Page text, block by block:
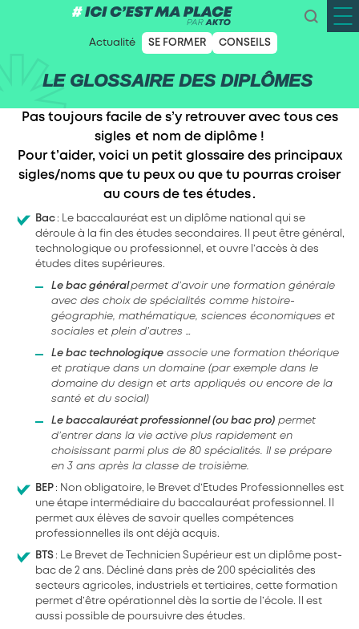
Actualité SE FORMER CONSEILS
LE GLOSSAIRE DES DIPLÔMES
Pas toujours facile de s’y retrouver avec tous ces
sigles et nom de diplôme !
Pour t’aider, voici un petit glossaire des principaux
sigles/noms que tu peux ou que tu pourras croiser
au cours de tes études .
Bac : Le baccalauréat est un diplôme national qui se
déroule à la fin des études secondaires. Il peut être général,
technologique ou professionnel, et ouvre l’accès à des
études dites supérieures.
Le bac généralpermet d’avoir une formation générale
avec des choix de spécialités comme histoire-
géographie, mathématique, sciences économiques et
sociales et plein d’autres …
Le bac technologique associe une formation théorique
et pratique dans un domaine (par exemple dans le
domaine du design et arts appliqués ou encore de la
santé et du social)
Le baccalauréat professionnel (ou bac pro) permet
d’entrer dans la vie active plus rapidement en
choisissant parmi plus de 80 spécialités. Il se prépare
en 3 ans après la classe de troisième.
BEP : Non obligatoire, le Brevet d’Etudes Professionnelles est
une étape intermédiaire du baccalauréat professionnel. Il
permet aux élèves de savoir quelles compétences
professionnelles ils ont déjà acquis.
BTS : Le Brevet de Technicien Supérieur est un diplôme post-
bac de 2 ans. Décliné dans près de 200 spécialités des
secteurs agricoles, industriels et tertiaires, cette formation
permet d’être opérationnel dès la sortie de l’école. Il est
aussi possible de poursuivre des études.